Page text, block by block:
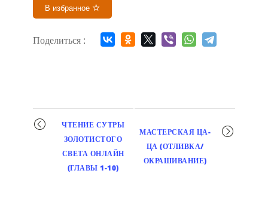
В избранное
Поделиться :
Мероприятие
навигация
ЧТЕНИЕ СУТРЫ
ЗОЛОТИСТОГО
СВЕТА ОНЛАЙН
(ГЛАВЫ 1-10)
МАСТЕРСКАЯ ЦА-
ЦА (ОТЛИВКА/
ОКРАШИВАНИЕ)